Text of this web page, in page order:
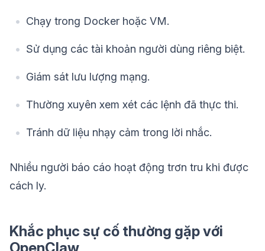
Chạy trong Docker hoặc VM.
Sử dụng các tài khoản người dùng riêng biệt.
Giám sát lưu lượng mạng.
Thường xuyên xem xét các lệnh đã thực thi.
Tránh dữ liệu nhạy cảm trong lời nhắc.
Nhiều người báo cáo hoạt động trơn tru khi được
cách ly.
Khắc phục sự cố thường gặp với